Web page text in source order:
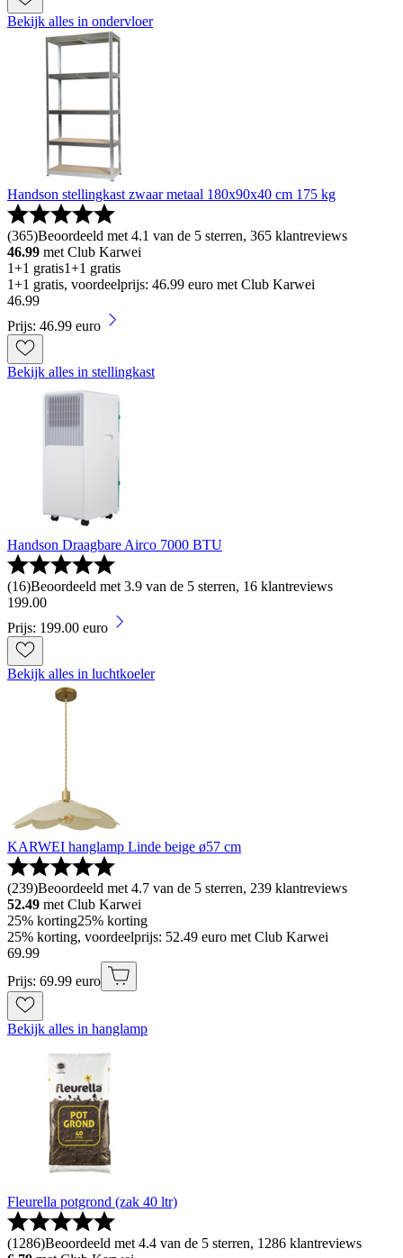
Bekijk alles in ondervloer
Handson stellingkast zwaar metaal 180x90x40 cm 175 kg
(365)Beoordeeld met 4.1 van de 5 sterren, 365 klantreviews
46.99 met Club Karwei
1+1 gratis1+1 gratis
1+1 gratis, voordeelprijs: 46.99 euro met Club Karwei
46.99
Prijs: 46.99 euro
Bekijk alles in stellingkast
Handson Draagbare Airco 7000 BTU
(16)Beoordeeld met 3.9 van de 5 sterren, 16 klantreviews
199.00
Prijs: 199.00 euro
Bekijk alles in luchtkoeler
KARWEI hanglamp Linde beige ø57 cm
(239)Beoordeeld met 4.7 van de 5 sterren, 239 klantreviews
52.49 met Club Karwei
25% korting25% korting
25% korting, voordeelprijs: 52.49 euro met Club Karwei
69.99
Prijs: 69.99 euro
Bekijk alles in hanglamp
Fleurella potgrond (zak 40 ltr)
(1286)Beoordeeld met 4.4 van de 5 sterren, 1286 klantreviews